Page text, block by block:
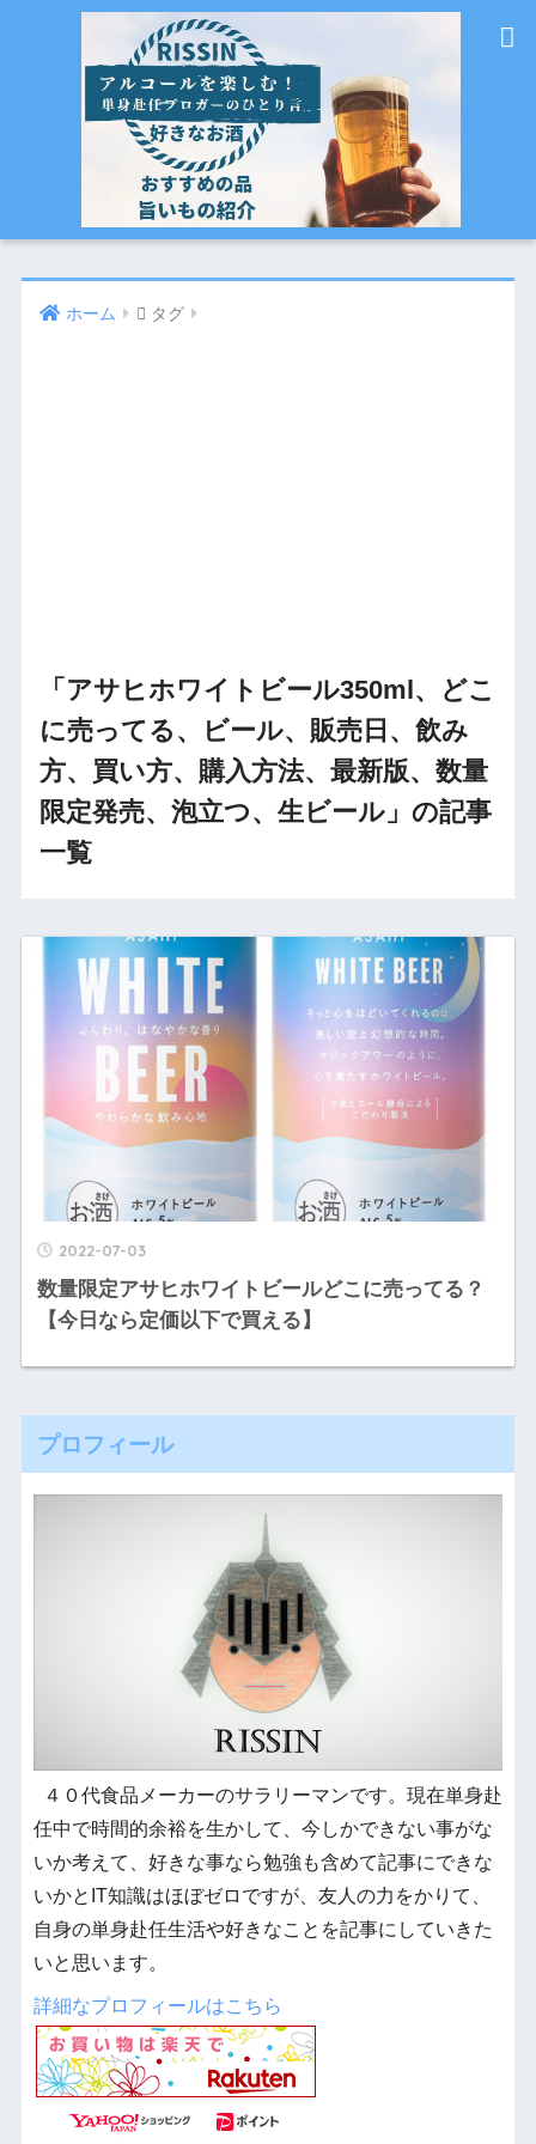
ホーム タグ
「アサヒホワイトビール350ml、どこ
に売ってる、ビール、販売日、飲み
方、買い方、購入方法、最新版、数量
限定発売、泡立つ、生ビール」の記事
一覧
2022-07-03
数量限定アサヒホワイトビールどこに売ってる？
【今日なら定価以下で買える】
プロフィール
４０代食品メーカーのサラリーマンです。現在単身赴
任中で時間的余裕を生かして、今しかできない事がな
いか考えて、好きな事なら勉強も含めて記事にできな
いかとIT知識はほぼゼロですが、友人の力をかりて、
自身の単身赴任生活や好きなことを記事にしていきた
いと思います。
詳細なプロフィールはこちら